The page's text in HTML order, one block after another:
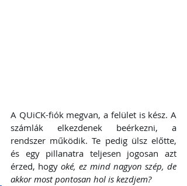
A QUiCK-fiók megvan, a felület is kész. A
számlák elkezdenek beérkezni, a
rendszer működik. Te pedig ülsz előtte,
és egy pillanatra teljesen jogosan azt
érzed, hogy oké, ez mind nagyon szép, de
akkor most pontosan hol is kezdjem?